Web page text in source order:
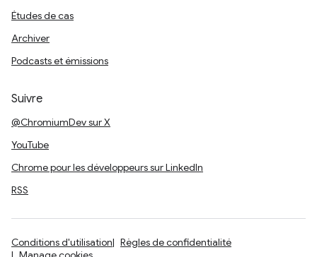
Études de cas
Archiver
Podcasts et émissions
Suivre
@ChromiumDev sur X
YouTube
Chrome pour les développeurs sur LinkedIn
RSS
Conditions d'utilisation
Règles de confidentialité